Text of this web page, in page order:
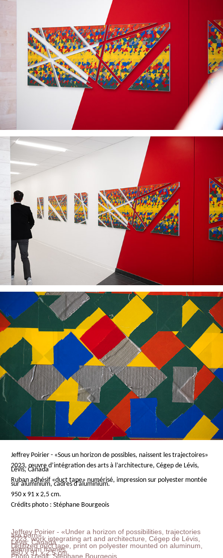
Jeffrey Poirier - «Sous un horizon de possibles, naissent les trajectoires»
2023, œuvre d’intégration des arts à l’architecture, Cégep de Lévis,
Lévis, Canada
Ruban adhésif «duct tape» numérisé, impression sur polyester montée
sur aluminium, cadres d’aluminium.
950 x 91 x 2,5 cm.
Crédits photo : Stéphane Bourgeois
Jeffrey Poirier - «Under a horizon of possibilities, trajectories
are born»
2023, work integrating art and architecture, Cégep de Lévis,
Lévis, Canada
Digitized duct tape, print on polyester mounted on aluminum,
aluminum frames.
950 x 91 x 2.5 cm.
Photo credit: Stéphane Bourgeois